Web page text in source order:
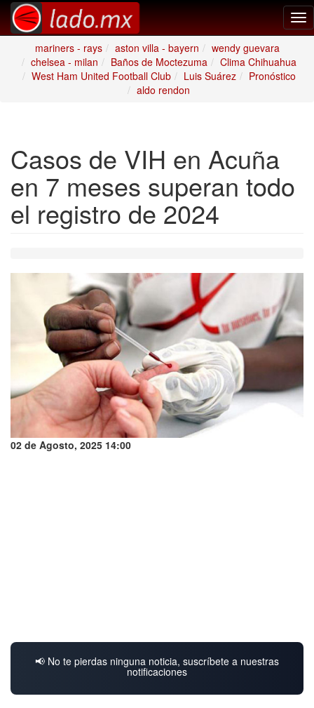
mariners - rays
aston villa - bayern
wendy guevara
chelsea - milan
Baños de Moctezuma
Clima Chihuahua
West Ham United Football Club
Luis Suárez
Pronóstico
aldo rendon
Casos de VIH en Acuña
en 7 meses superan todo
el registro de 2024
02 de Agosto, 2025 14:00
📢 No te pierdas ninguna noticia, suscríbete a nuestras
notificaciones